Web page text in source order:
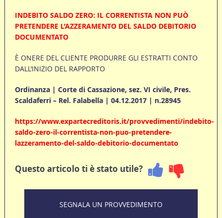
INDEBITO SALDO ZERO: IL CORRENTISTA NON PUÒ
PRETENDERE L’AZZERAMENTO DEL SALDO DEBITORIO
DOCUMENTATO
È ONERE DEL CLIENTE PRODURRE GLI ESTRATTI CONTO
DALL’INIZIO DEL RAPPORTO
Ordinanza | Corte di Cassazione, sez. VI civile, Pres.
Scaldaferri – Rel. Falabella | 04.12.2017 | n.28945
https://www.expartecreditoris.it/provvedimenti/indebito-
saldo-zero-il-correntista-non-puo-pretendere-
lazzeramento-del-saldo-debitorio-documentato
Questo articolo ti è stato utile?
SEGNALA UN PROVVEDIMENTO